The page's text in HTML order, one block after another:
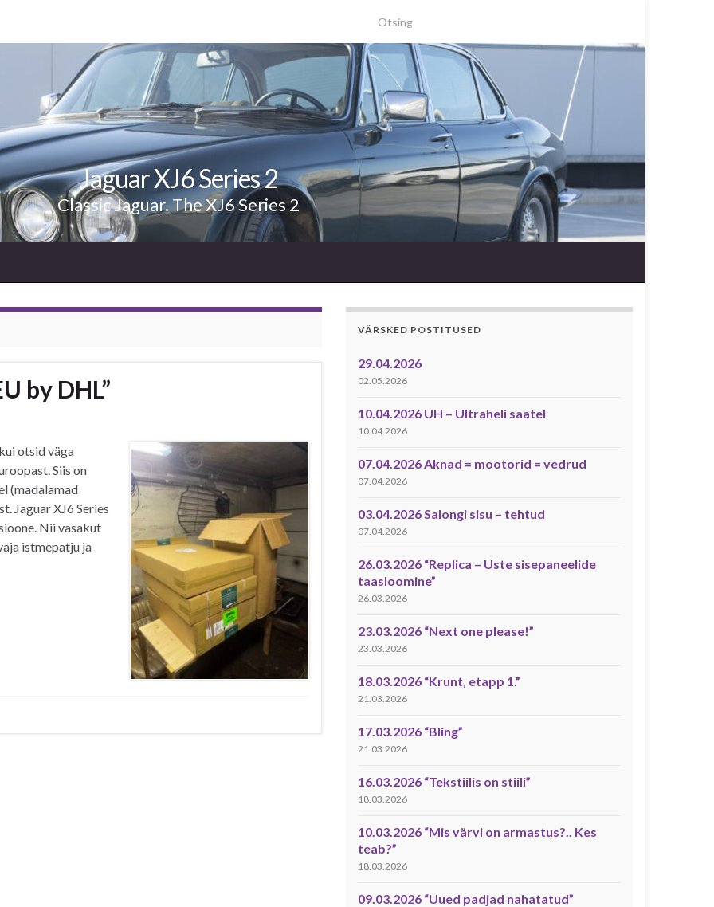
Search for:
Jaguar XJ6 Series 2
Classic Jaguar. The XJ6 Series 2
by DHL”
otsid väga
Siis on
(madalamad
Jaguar XJ6 Series
Nii vasakut
istmepatju ja
VÄRSKED POSTITUSED
29.04.2026
02.05.2026
10.04.2026 UH – Ultraheli saatel
10.04.2026
07.04.2026 Aknad = mootorid = vedrud
07.04.2026
03.04.2026 Salongi sisu – tehtud
07.04.2026
26.03.2026 “Replica – Uste sisepaneelide
taasloomine”
26.03.2026
23.03.2026 “Next one please!”
23.03.2026
18.03.2026 “Krunt, etapp 1.”
21.03.2026
17.03.2026 “Bling”
21.03.2026
16.03.2026 “Tekstiilis on stiili”
18.03.2026
10.03.2026 “Mis värvi on armastus?.. Kes
teab?”
18.03.2026
09.03.2026 “Uued padjad nahatatud”